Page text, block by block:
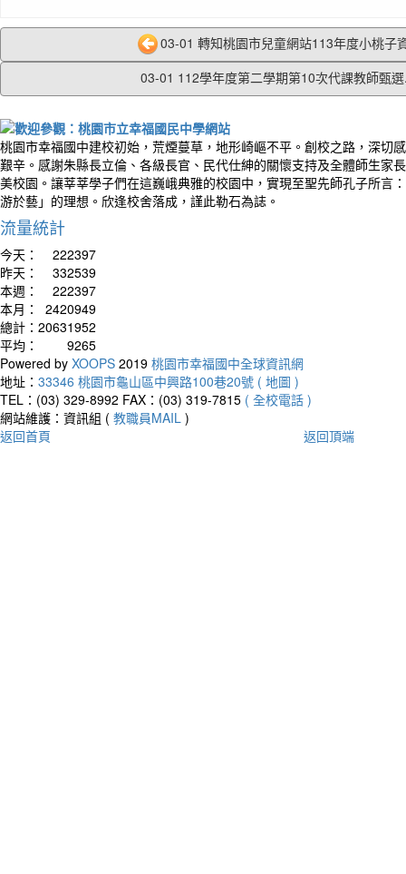
03-01 轉知桃園市兒童網站113年度小桃子
03-01 112學年度第二學期第10次代課教師甄
桃園市幸福國中建校初始，荒煙蔓草，地形崎嶇不平。創校之路，深切
艱辛。感謝朱縣長立倫、各級長官、民代仕紳的關懷支持及全體師生家
美校園。讓莘莘學子們在這巍峨典雅的校園中，實現至聖先師孔子所言
游於藝」的理想。欣逢校舍落成，謹此勒石為誌。
流量統計
今天：
222397
昨天：
332539
本週：
222397
本月：
2420949
總計： 20631952
平均：
9265
Powered by XOOPS 2019 桃園市幸福國中全球資訊網
地址： 33346 桃園市龜山區中興路100巷20號 ( 地圖 )
TEL：(03) 329-8992 FAX：(03) 319-7815 ( 全校電話 )
網站維護：資訊組 ( 教職員MAIL )
返回首頁
返回頂端